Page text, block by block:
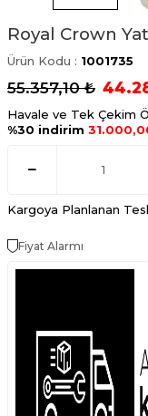
Royal Crown
Ürün Kodu : 1001735
55.357,10₺
Havale ve Tek Çekim
%30 indirim
Kargoya Planlanan
Fiyat Alarmı